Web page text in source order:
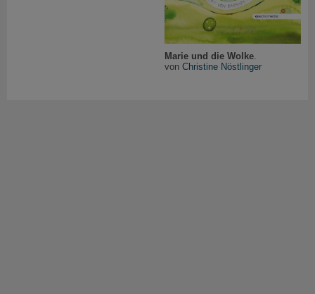
Marie und die Wolke.
von Christine Nöstlinger